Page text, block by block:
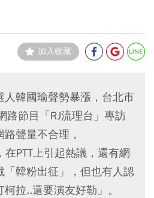
加入收藏
人韓國瑜聲勢暴漲，台北市
路節目「RJ流理台」專訪
聲量不合理，
在PTT上引起熱議，還有網
「韓粉出征」，但也有人認
拉..還要演友好勒」。